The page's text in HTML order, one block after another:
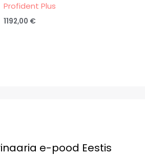
Profident Plus
1192,00 €
e-pood Eestis